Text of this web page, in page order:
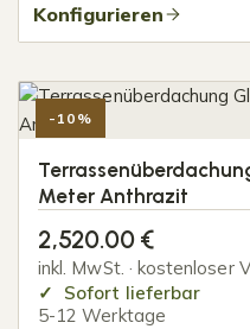
Konfigurieren
-10%
Meter Anthrazit
2,520.00 €
inkl. MwSt. · kostenloser
Sofort lieferbar
5-12 Werktage